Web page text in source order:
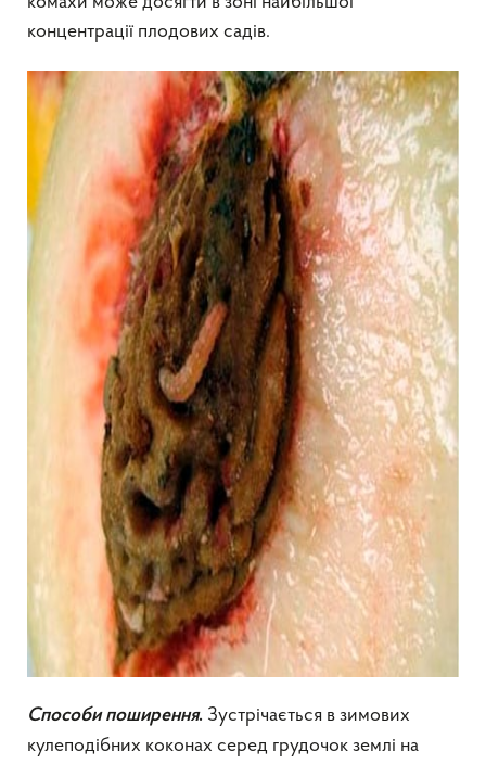
концентрації плодових садів.
Способи поширення. Зустрічається в зимових
кулеподібних коконах серед грудочок землі на